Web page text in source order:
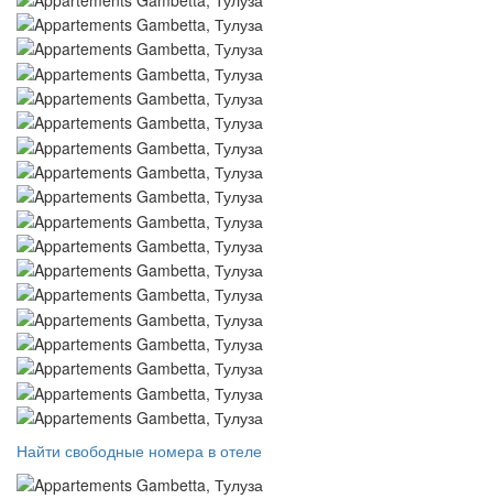
Найти свободные номера в отеле